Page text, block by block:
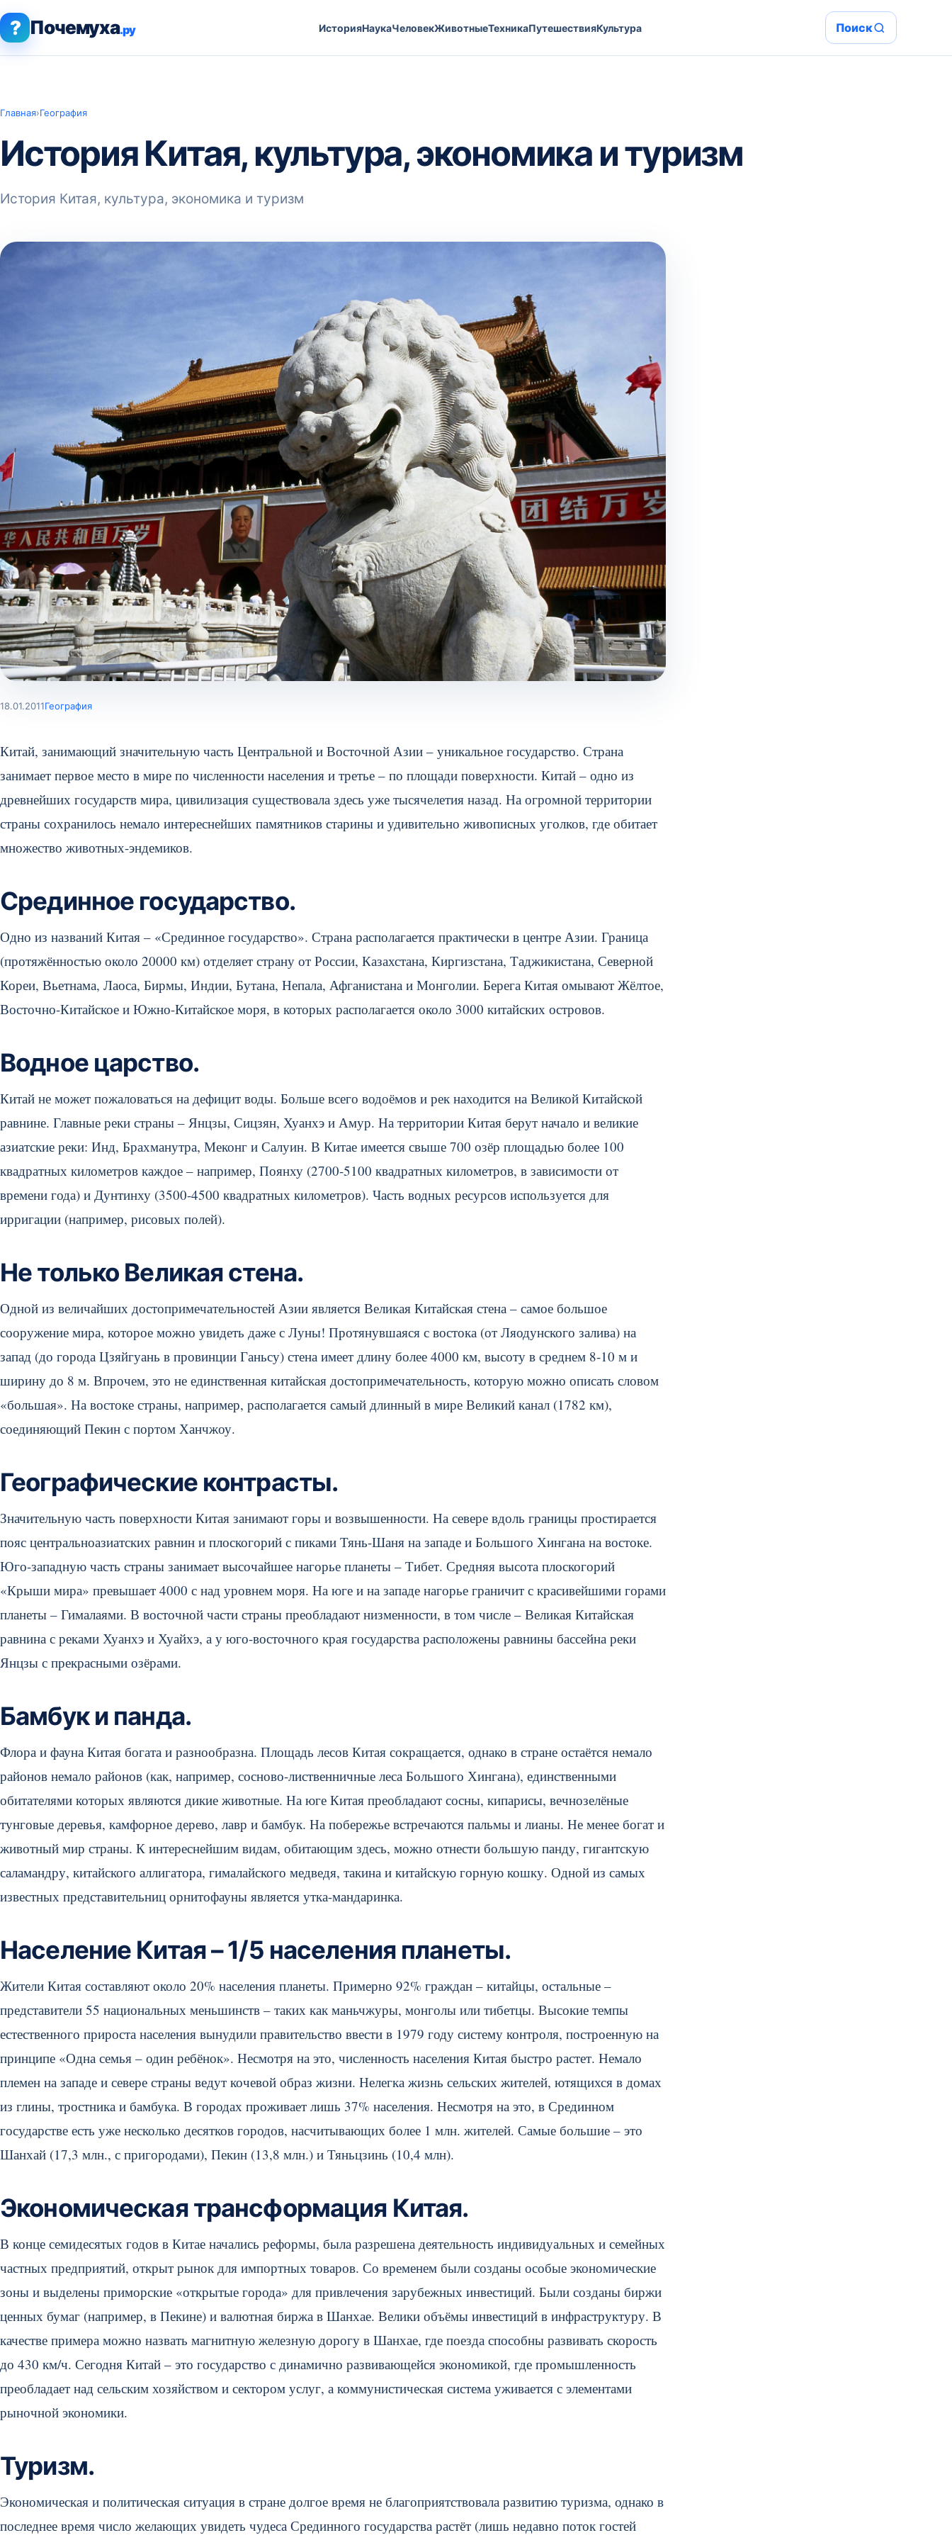
? Почемуха.ру ИсторияНаукаЧеловекЖивотныеТехникаПутешествияКультура Поиск
Главная›География
История Китая, культура, экономика и туризм
История Китая, культура, экономика и туризм
18.01.2011География
Китай, занимающий значительную часть Центральной и Восточной Азии – уникальное государство. Страна
занимает первое место в мире по численности населения и третье – по площади поверхности. Китай – одно из
древнейших государств мира, цивилизация существовала здесь уже тысячелетия назад. На огромной территории
страны сохранилось немало интереснейших памятников старины и удивительно живописных уголков, где обитает
множество животных-эндемиков.
Срединное государство.
Одно из названий Китая – «Срединное государство». Страна располагается практически в центре Азии. Граница
(протяжённостью около 20000 км) отделяет страну от России, Казахстана, Киргизстана, Таджикистана, Северной
Кореи, Вьетнама, Лаоса, Бирмы, Индии, Бутана, Непала, Афганистана и Монголии. Берега Китая омывают Жёлтое,
Восточно-Китайское и Южно-Китайское моря, в которых располагается около 3000 китайских островов.
Водное царство.
Китай не может пожаловаться на дефицит воды. Больше всего водоёмов и рек находится на Великой Китайской
равнине. Главные реки страны – Янцзы, Сицзян, Хуанхэ и Амур. На территории Китая берут начало и великие
азиатские реки: Инд, Брахманутра, Меконг и Салуин. В Китае имеется свыше 700 озёр площадью более 100
квадратных километров каждое – например, Поянху (2700-5100 квадратных километров, в зависимости от
времени года) и Дунтинху (3500-4500 квадратных километров). Часть водных ресурсов используется для
ирригации (например, рисовых полей).
Не только Великая стена.
Одной из величайших достопримечательностей Азии является Великая Китайская стена – самое большое
сооружение мира, которое можно увидеть даже с Луны! Протянувшаяся с востока (от Ляодунского залива) на
запад (до города Цзяйгуань в провинции Ганьсу) стена имеет длину более 4000 км, высоту в среднем 8-10 м и
ширину до 8 м. Впрочем, это не единственная китайская достопримечательность, которую можно описать словом
«большая». На востоке страны, например, располагается самый длинный в мире Великий канал (1782 км),
соединяющий Пекин с портом Ханчжоу.
Географические контрасты.
Значительную часть поверхности Китая занимают горы и возвышенности. На севере вдоль границы простирается
пояс центральноазиатских равнин и плоскогорий с пиками Тянь-Шаня на западе и Большого Хингана на востоке.
Юго-западную часть страны занимает высочайшее нагорье планеты – Тибет. Средняя высота плоскогорий
«Крыши мира» превышает 4000 с над уровнем моря. На юге и на западе нагорье граничит с красивейшими горами
планеты – Гималаями. В восточной части страны преобладают низменности, в том числе – Великая Китайская
равнина с реками Хуанхэ и Хуайхэ, а у юго-восточного края государства расположены равнины бассейна реки
Янцзы с прекрасными озёрами.
Бамбук и панда.
Флора и фауна Китая богата и разнообразна. Площадь лесов Китая сокращается, однако в стране остаётся немало
районов немало районов (как, например, сосново-лиственничные леса Большого Хингана), единственными
обитателями которых являются дикие животные. На юге Китая преобладают сосны, кипарисы, вечнозелёные
тунговые деревья, камфорное дерево, лавр и бамбук. На побережье встречаются пальмы и лианы. Не менее богат и
животный мир страны. К интереснейшим видам, обитающим здесь, можно отнести большую панду, гигантскую
саламандру, китайского аллигатора, гималайского медведя, такина и китайскую горную кошку. Одной из самых
известных представительниц орнитофауны является утка-мандаринка.
Население Китая – 1/5 населения планеты.
Жители Китая составляют около 20% населения планеты. Примерно 92% граждан – китайцы, остальные –
представители 55 национальных меньшинств – таких как маньчжуры, монголы или тибетцы. Высокие темпы
естественного прироста населения вынудили правительство ввести в 1979 году систему контроля, построенную на
принципе «Одна семья – один ребёнок». Несмотря на это, численность населения Китая быстро растет. Немало
племен на западе и севере страны ведут кочевой образ жизни. Нелегка жизнь сельских жителей, ютящихся в домах
из глины, тростника и бамбука. В городах проживает лишь 37% населения. Несмотря на это, в Срединном
государстве есть уже несколько десятков городов, насчитывающих более 1 млн. жителей. Самые большие – это
Шанхай (17,3 млн., с пригородами), Пекин (13,8 млн.) и Тяньцзинь (10,4 млн).
Экономическая трансформация Китая.
В конце семидесятых годов в Китае начались реформы, была разрешена деятельность индивидуальных и семейных
частных предприятий, открыт рынок для импортных товаров. Со временем были созданы особые экономические
зоны и выделены приморские «открытые города» для привлечения зарубежных инвестиций. Были созданы биржи
ценных бумаг (например, в Пекине) и валютная биржа в Шанхае. Велики объёмы инвестиций в инфраструктуру. В
качестве примера можно назвать магнитную железную дорогу в Шанхае, где поезда способны развивать скорость
до 430 км/ч. Сегодня Китай – это государство с динамично развивающейся экономикой, где промышленность
преобладает над сельским хозяйством и сектором услуг, а коммунистическая система уживается с элементами
рыночной экономики.
Туризм.
Экономическая и политическая ситуация в стране долгое время не благоприятствовала развитию туризма, однако в
последнее время число желающих увидеть чудеса Срединного государства растёт (лишь недавно поток гостей